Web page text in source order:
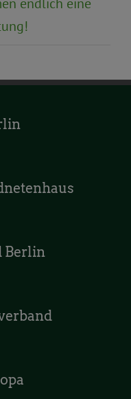
Berlin